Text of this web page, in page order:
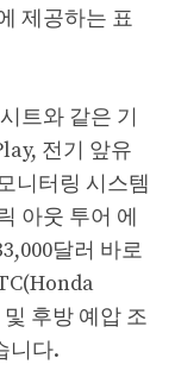
제공하는 표
트와 같은 기
전기 앞유
니터링 시스템
아웃 투어 에
달러 바로
후방 예압 조
니다.